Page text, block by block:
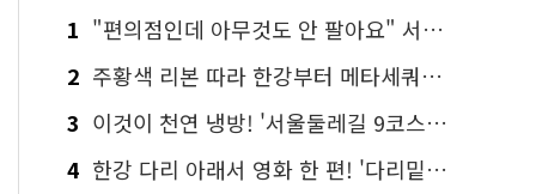
1 "편의점인데 아무것도 안 팔아요" 서울에서 가장 특별한 편의점의 정체
2 주황색 리본 따라 한강부터 메타세쿼이아 숲길까지…서울둘레길 15코스
3 이것이 천연 냉방! '서울둘레길 9코스'로 숲속 피서 떠나볼까
4 한강 다리 아래서 영화 한 편! '다리밑 영화관' 무료 상영